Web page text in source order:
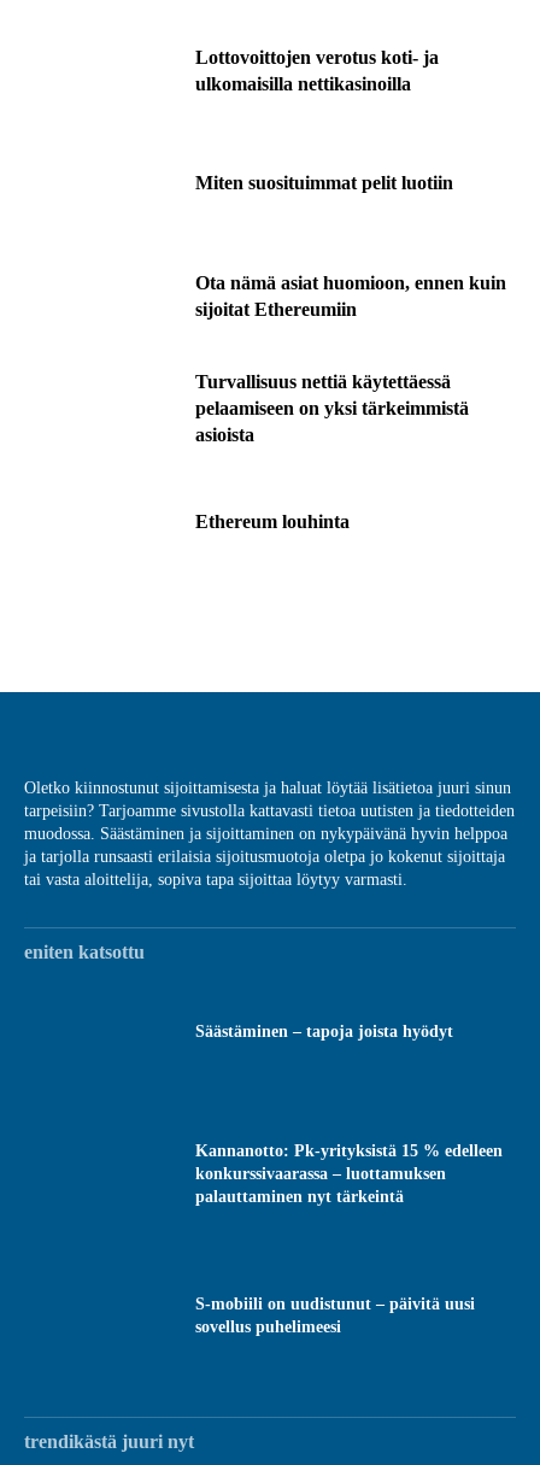
Lottovoittojen verotus koti- ja
ulkomaisilla nettikasinoilla
Miten suosituimmat pelit luotiin
Ota nämä asiat huomioon, ennen kuin
sijoitat Ethereumiin
Turvallisuus nettiä käytettäessä
pelaamiseen on yksi tärkeimmistä
asioista
Ethereum louhinta
Oletko kiinnostunut sijoittamisesta ja haluat löytää lisätietoa juuri sinun
tarpeisiin? Tarjoamme sivustolla kattavasti tietoa uutisten ja tiedotteiden
muodossa. Säästäminen ja sijoittaminen on nykypäivänä hyvin helppoa
ja tarjolla runsaasti erilaisia sijoitusmuotoja oletpa jo kokenut sijoittaja
tai vasta aloittelija, sopiva tapa sijoittaa löytyy varmasti.
eniten katsottu
Säästäminen – tapoja joista hyödyt
Kannanotto: Pk-yrityksistä 15 % edelleen
konkurssivaarassa – luottamuksen
palauttaminen nyt tärkeintä
S-mobiili on uudistunut – päivitä uusi
sovellus puhelimeesi
trendikästä juuri nyt